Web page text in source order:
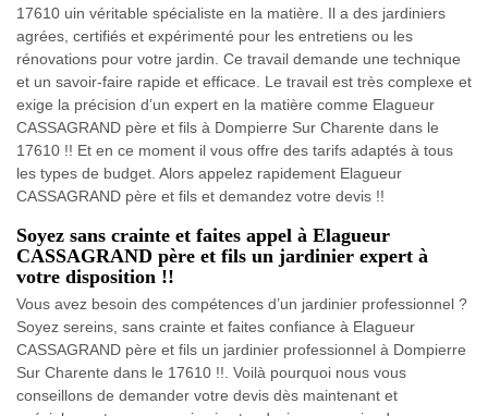
17610 uin véritable spécialiste en la matière. Il a des jardiniers
agrées, certifiés et expérimenté pour les entretiens ou les
rénovations pour votre jardin. Ce travail demande une technique
et un savoir-faire rapide et efficace. Le travail est très complexe et
exige la précision d’un expert en la matière comme Elagueur
CASSAGRAND père et fils à Dompierre Sur Charente dans le
17610 !! Et en ce moment il vous offre des tarifs adaptés à tous
les types de budget. Alors appelez rapidement Elagueur
CASSAGRAND père et fils et demandez votre devis !!
Soyez sans crainte et faites appel à Elagueur
CASSAGRAND père et fils un jardinier expert à
votre disposition !!
Vous avez besoin des compétences d’un jardinier professionnel ?
Soyez sereins, sans crainte et faites confiance à Elagueur
CASSAGRAND père et fils un jardinier professionnel à Dompierre
Sur Charente dans le 17610 !!. Voilà pourquoi nous vous
conseillons de demander votre devis dès maintenant et